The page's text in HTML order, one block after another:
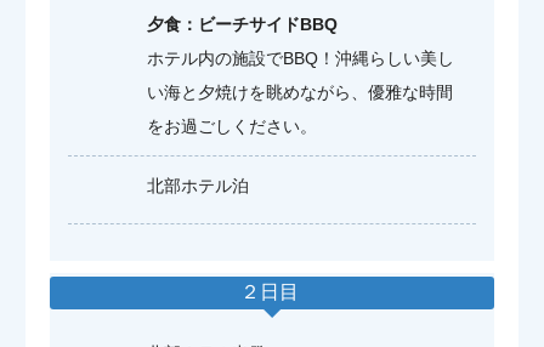
夕食：ビーチサイドBBQ
ホテル内の施設でBBQ！沖縄らしい美し
い海と夕焼けを眺めながら、優雅な時間
をお過ごしください。
北部ホテル泊
２日目